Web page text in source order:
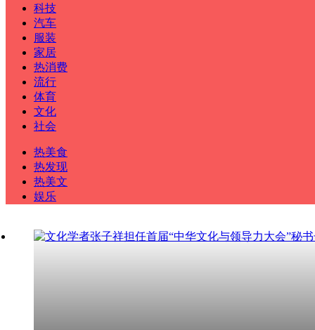
科技
汽车
服装
家居
热消费
流行
体育
文化
社会
热美食
热发现
热美文
娱乐